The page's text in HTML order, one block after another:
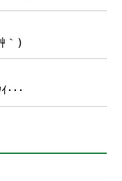
｀)
･･･